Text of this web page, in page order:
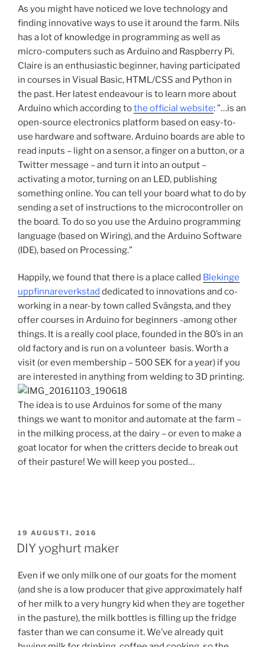
As you might have noticed we love technology and
finding innovative ways to use it around the farm. Nils
has a lot of knowledge in programming as well as
micro-computers such as Arduino and Raspberry Pi.
Claire is an enthusiastic beginner, having participated
in courses in Visual Basic, HTML/CSS and Python in
the past. Her latest endeavour is to learn more about
Arduino which according tothe official website: ”…is an
open-source electronics platform based on easy-to-
use hardware and software. Arduino boards are able to
read inputs – light on a sensor, a finger on a button, or a
Twitter message – and turn it into an output –
activating a motor, turning on an LED, publishing
something online. You can tell your board what to do by
sending a set of instructions to the microcontroller on
the board. To do so you use the Arduino programming
language (based on Wiring), and the Arduino Software
(IDE), based on Processing.”
Happily, we found that there is a place called Blekinge
uppfinnareverkstad dedicated to innovations and co-
working in a near-by town called Svängsta, and they
offer courses in Arduino for beginners -among other
things. It is a really cool place, founded in the 80’s in an
old factory and is run on a volunteer basis. Worth a
visit (or even membership – 500 SEK for a year) if you
are interested in anything from welding to 3D printing.
The idea is to use Arduinos for some of the many
things we want to monitor and automate at the farm –
in the milking process, at the dairy – or even to make a
goat locator for when the critters decide to break out
of their pasture! We will keep you posted…
PUBLICERAT
19 AUGUSTI, 2016
DIY yoghurt maker
Even if we only milk one of our goats for the moment
(and she is a low producer that give approximately half
of her milk to a very hungry kid when they are together
in the pasture), the milk bottles is filling up the fridge
faster than we can consume it. We’ve already quit